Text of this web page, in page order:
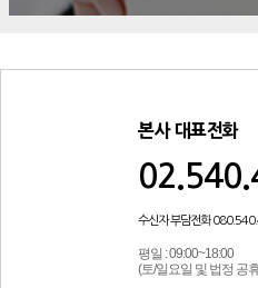
본사 대표전화
수신자 부담전화
평일 : 09:00~18:00
(토/일요일 및 법정 공